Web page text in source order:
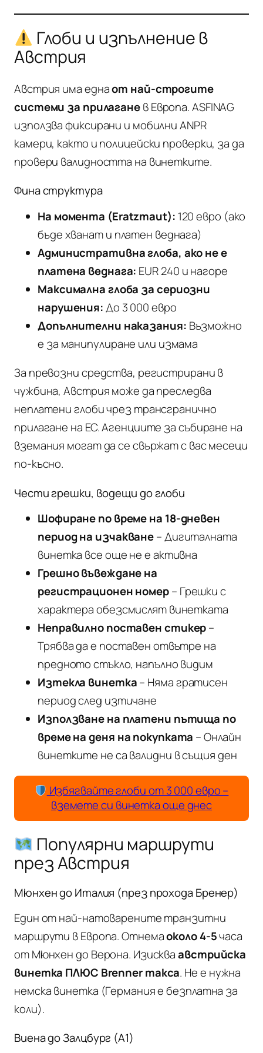
Глоби и изпълнение в
Австрия
Австрия има еднаот най-строгите
системи за прилаганев Европа. ASFINAG
използва фиксирани и мобилни ANPR
камери, както и полицейски проверки, за да
провери валидността на винетките.
Фина структура
На момента (Eratzmaut): 120 евро (ако
бъде хванат и платен веднага)
Административна глоба, ако не е
платена веднага: EUR 240 и нагоре
Максимална глоба за сериозни
нарушения:До 3 000 евро
Допълнителни наказания: Възможно
е за манипулиране или измама
За превозни средства, регистрирани в
чужбина, Австрия може да преследва
неплатени глоби чрез трансгранично
прилагане на ЕС. Агенциите за събиране на
вземания могат да се свържат с вас месеци
по-късно.
Чести грешки, водещи до глоби
Шофиране по време на 18-дневен
период на изчакване– Дигиталната
винетка все още не е активна
Грешно въвеждане на
регистрационен номер– Грешки с
характера обезсмислят винетката
Неправилно поставен стикер–
Трябва да е поставен отвътре на
предното стъкло, напълно видим
Изтекла винетка– Няма гратисен
период след изтичане
Използване на платени пътища по
време на деня на покупката – Онлайн
винетките не са валидни в същия ден
Избягвайте глоби от 3 000 евро –
вземете си винетка още днес
Популярни маршрути
през Австрия
Мюнхен до Италия (през прохода Бренер)
Един от най-натоварените транзитни
маршрути в Европа. Отнемаоколо 4-5часа
от Мюнхен до Верона. Изискваавстрийска
винетка ПЛЮС Brenner такса. Не е нужна
немска винетка (Германия е безплатна за
коли).
Виена до Залцбург (A1)